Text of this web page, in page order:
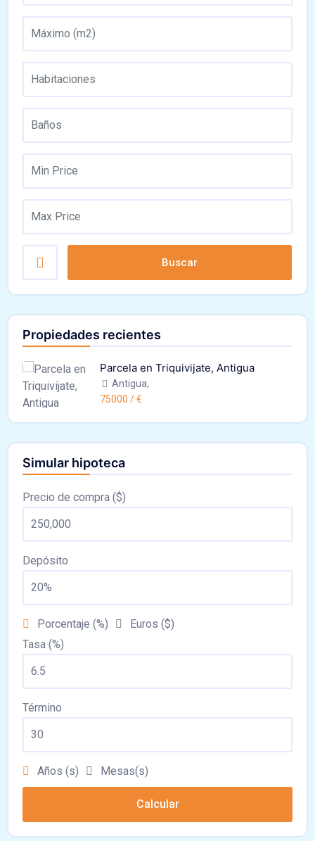
Buscar
Propiedades recientes
Parcela en Triquivijate, Antigua
Antigua,
75000 / €
Simular hipoteca
Precio de compra ($)
Depósito
Porcentaje (%)
Euros ($)
Tasa (%)
Término
Años (s) Mesas(s)
Calcular